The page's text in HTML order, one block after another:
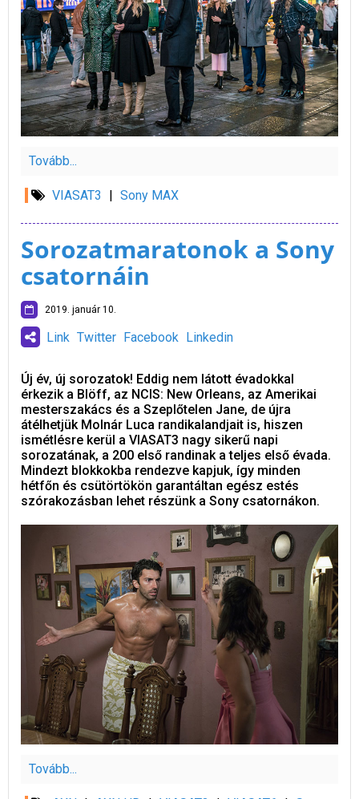
Tovább...
VIASAT3 Sony MAX
Sorozatmaratonok a Sony
csatornáin
2019. január 10.
Link Twitter Facebook Linkedin
Új év, új sorozatok! Eddig nem látott évadokkal
érkezik a Blöff, az NCIS: New Orleans, az Amerikai
mesterszakács és a Szeplőtelen Jane, de újra
átélhetjük Molnár Luca randikalandjait is, hiszen
ismétlésre kerül a VIASAT3 nagy sikerű napi
sorozatának, a 200 első randinak a teljes első évada.
Mindezt blokkokba rendezve kapjuk, így minden
hétfőn és csütörtökön garantáltan egész estés
szórakozásban lehet részünk a Sony csatornákon.
Tovább...